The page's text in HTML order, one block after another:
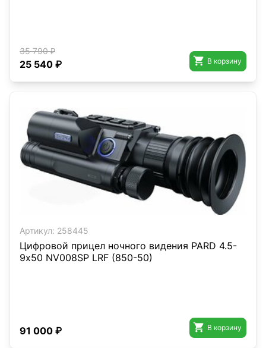
35 790 ₽
25 540 ₽  В корзину
Артикул: 258445
Цифровой прицел ночного видения PARD 4.5-
9х50 NV008SP LRF (850-50)
91 000 ₽  В корзину